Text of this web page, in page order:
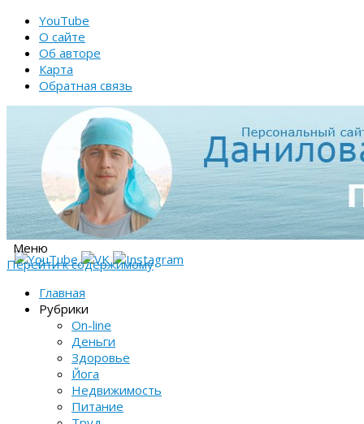
YouTube
О сайте
Об авторе
Карта
Обратная связь
Меню
Перейти к содержимому
Главная
Рубрики
On-line
Деньги
Здоровье
Йога
Недвижимость
Питание